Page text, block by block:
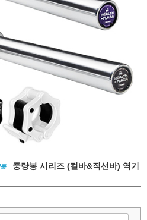
중량봉 시리즈 (컬바&직선바) 역기